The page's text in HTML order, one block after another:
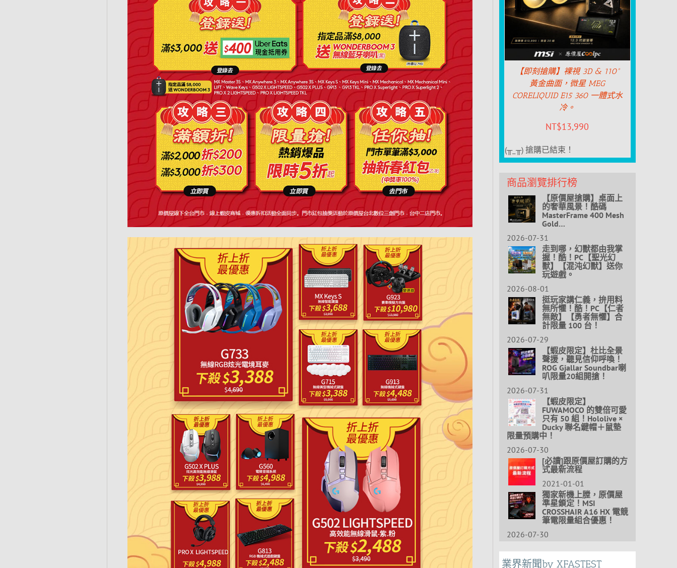
【即刻搶購】裸視 3D & 110°
黃金曲面，微星 MEG
CORELIQUID E15 360 一體式水
冷。
NT$13,990
(╥_╥) 搶購已結束！
商品瀏覽排行榜
【原價屋搶購】桌面上
的奢華風景！酷碼
MasterFrame 400 Mesh
Gold…
2026-07-31
走到哪，幻獸都由我掌
握！酷！PC【聖光幻
獸】【混沌幻獸】送你
玩遊戲。
2026-08-01
挺玩家講仁義，拚用料
無所懼！酷！PC【仁者
無敵】【勇者無懼】合
計限量 100 台！
2026-07-29
【蝦皮限定】杜比全景
聲援，聽見信仰呼喚！
ROG Gjallar Soundbar喇
叭限量20組開搶！
2026-07-31
【蝦皮限定】
FUWAMOCO 的雙倍可愛
只有 50 組！Hololive ×
Ducky 聯名鍵帽＋鼠墊
限量預購中！
2026-07-30
[必讀]跟原價屋訂購的方
式最新流程
2021-01-01
獨家新機上膛，原價屋
準星鎖定！MSI
CROSSHAIR A16 HX 電競
筆電限量組合優惠！
2026-07-30
業界新聞by XFASTEST